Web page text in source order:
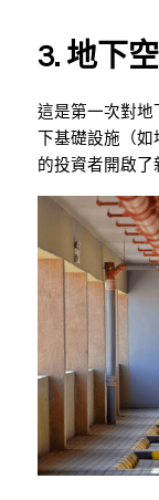
3. 地下
這是第一次對地
下基礎設施（
的投資者開啟了